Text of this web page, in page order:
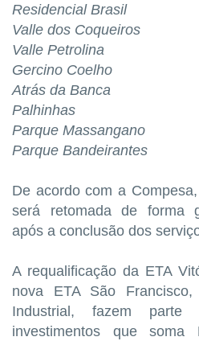
Residencial Brasil
Valle dos Coqueiros
Valle Petrolina
Gercino Coelho
Atrás da Banca
Palhinhas
Parque Massangano
Parque Bandeirantes
De acordo com a
será retomada de forma
após a conclusão dos
A requalificação da ETA
nova ETA São
Industrial, fazem
investimentos que